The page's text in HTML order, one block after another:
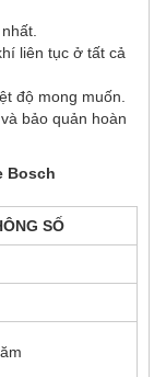
liên tục ở tất cả
độ mong muốn.
bảo quản hoàn
Bosch
SỐ